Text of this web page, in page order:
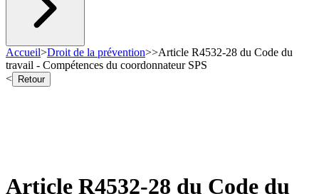
Accueil>Droit de la prévention>>Article R4532-28 du Code du
travail - Compétences du coordonnateur SPS
<
Retour
Article R4532-28 du Code du